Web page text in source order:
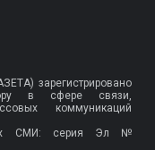
зарегистрировано
в сфере связи,
коммуникаций
СМИ: серия Эл №